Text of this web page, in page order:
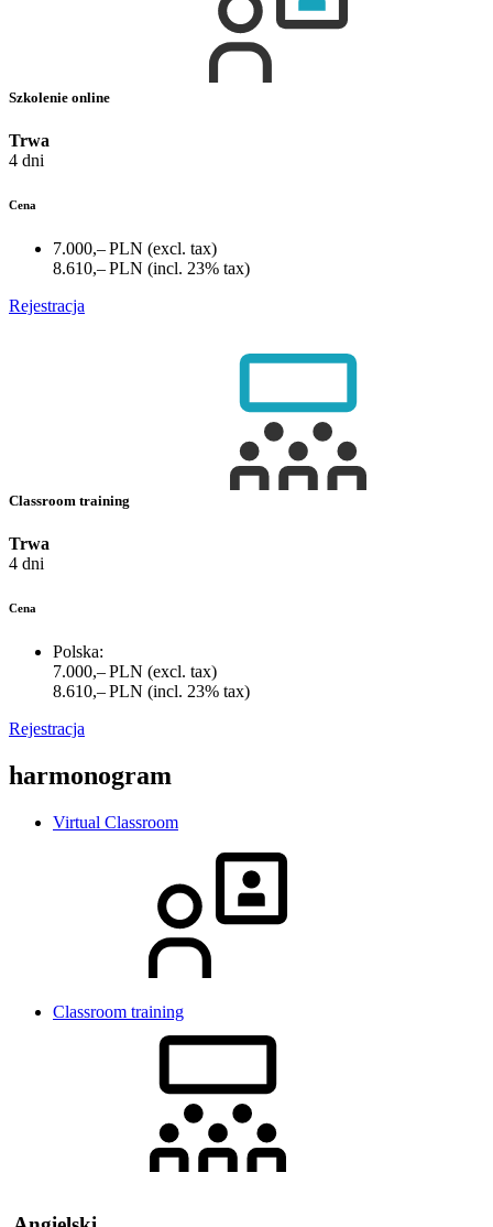
Szkolenie online
Trwa
4 dni
Cena
7.000,– PLN (excl. tax)
8.610,– PLN (incl. 23% tax)
Rejestracja
Classroom training
Trwa
4 dni
Cena
Polska:
7.000,– PLN (excl. tax)
8.610,– PLN (incl. 23% tax)
Rejestracja
harmonogram
Virtual Classroom
Classroom training